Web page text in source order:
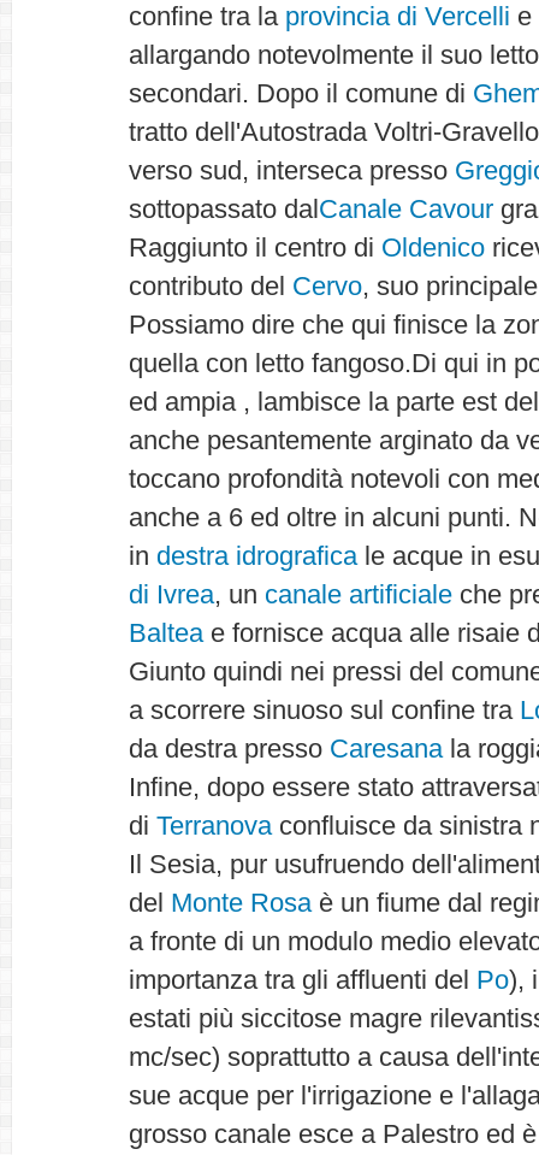
confine tra la provincia di Vercelli e
allargando notevolmente il suo
secondari. Dopo il comune di
tratto dell'Autostrada Voltri-
verso sud, interseca presso
sottopassato dalCanale Cavour
Raggiunto il centro di Oldenico
contributo del Cervo, suo
Possiamo dire che qui finisce la
quella con letto fangoso.Di qui in
ed ampia , lambisce la parte est
anche pesantemente arginato da
toccano profondità notevoli con
anche a 6 ed oltre in alcuni punti.
in destra idrograficale acque in
di Ivrea, un canale artificiale che
Balteae fornisce acqua alle risaie
Giunto quindi nei pressi del
a scorrere sinuoso sul confine tra
da destra presso Caresanala
Infine, dopo essere stato
di Terranovaconfluisce da sinistra
Il Sesia, pur usufruendo
del Monte Rosaè un fiume dal
a fronte di un modulo medio
importanza tra gli affluenti del Po),
estati più siccitose magre
mc/sec) soprattutto a causa
sue acque per l'irrigazione e
grosso canale esce a Palestro ed